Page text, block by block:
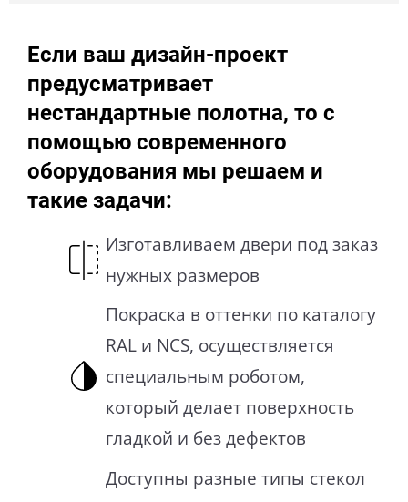
Если ваш дизайн-проект
предусматривает
нестандартные полотна, то с
помощью современного
оборудования мы решаем и
такие задачи:
Изготавливаем двери под заказ
нужных размеров
Покраска в оттенки по каталогу
RAL и NCS, осуществляется
специальным роботом,
который делает поверхность
гладкой и без дефектов
Доступны разные типы стекол